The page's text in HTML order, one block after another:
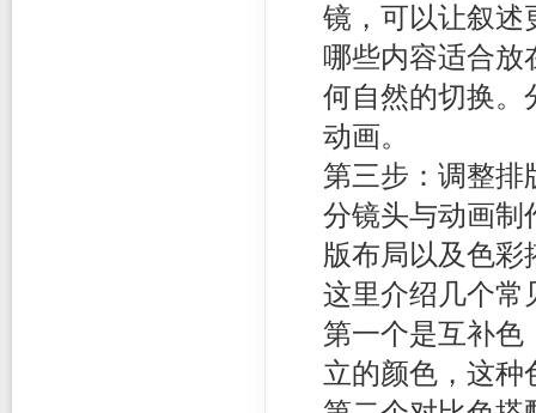
镜，可以让叙述
哪些内容适合放
何自然的切换。
动画。
第三步：调整排
分镜头与动画制
版布局以及色彩
这里介绍几个常
第一个是互补色
立的颜色，这种